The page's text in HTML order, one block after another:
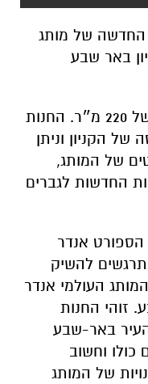
החדשה של מותג
באר שבע
החנות משתרעת על פני שטח של 220 מ״ר. החנות
הקניון וניתן
של המותג,
החדשות לגברים
הספורט אנדר
להשיק
העולמי אנדר
זוהי החנות
באר-שבע
וחשוב
של המותג